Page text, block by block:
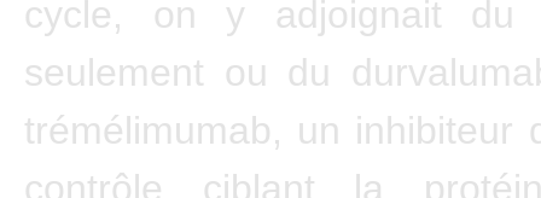
cycle, on y adjoignait du
seulement ou du
trémélimumab, un inhibiteur
contrôle ciblant la